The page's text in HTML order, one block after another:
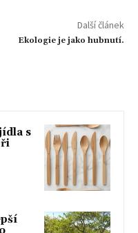
Další článek
Ekologie je jako hubnutí.
s